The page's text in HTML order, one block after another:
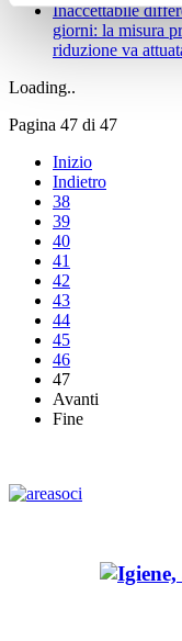
Inaccettabile
giorni: la misura
riduzione va
Loading..
Pagina 47 di 47
Inizio
Indietro
38
39
40
41
42
43
44
45
46
47
Avanti
Fine